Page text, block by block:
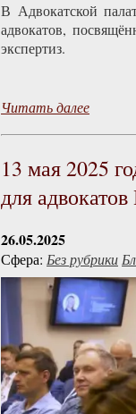
В Адвокатской
адвокатов,
экспертиз.
Читать далее
13 мая 2025
для
26.05.2025
Сфера: Без рубрики